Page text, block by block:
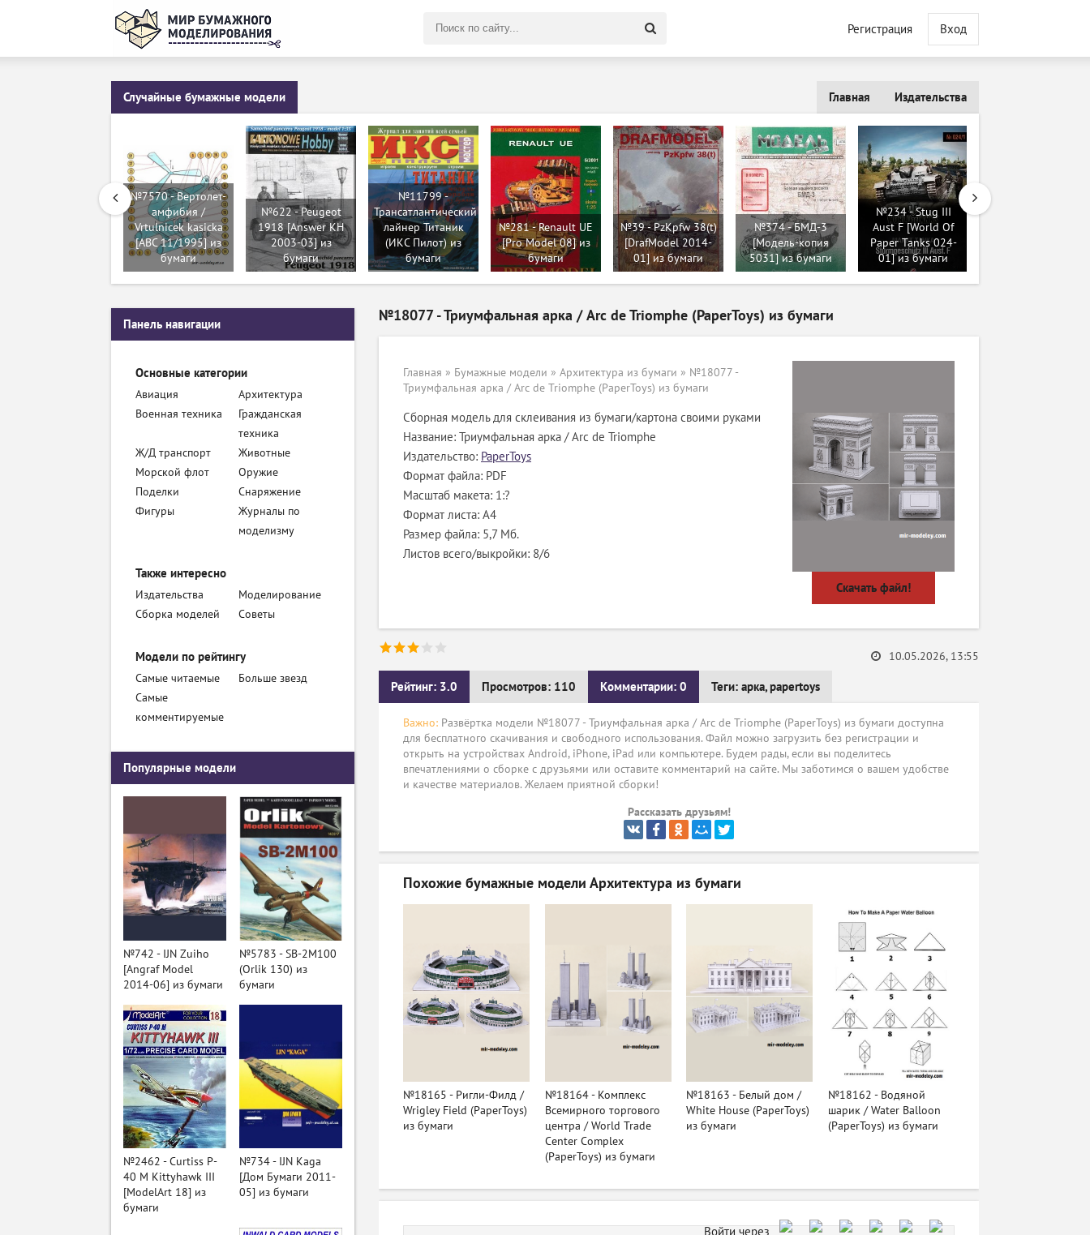
Регистрация Вход
Случайные бумажные модели Издательства
Главная
№7570 - Вертолет-
амфибия /
Vrtulnicek kasicka
[ABC 11/1995] из
бумаги
№622 - Peugeot
1918 [Answer KH
2003-03] из
бумаги
№11799 -
Трансатлантический
лайнер Титаник
(ИКС Пилот) из
бумаги
№281 - Renault UE
[Pro Model 08] из
бумаги
№39 - PzKpfw 38(t)
[DrafModel 2014-
01] из бумаги
№374 - БМД-3
[Модель-копия
5031] из бумаги
№234 - Stug III
Aust F [World Of
Paper Tanks 024-
01] из бумаги
№18077 - Триумфальная арка / Arc de Triomphe (PaperToys) из бумаги
Главная » Бумажные модели » Архитектура из бумаги » №18077 -
Триумфальная арка / Arc de Triomphe (PaperToys) из бумаги
Сборная модель для склеивания из бумаги/картона своими руками
Название: Триумфальная арка / Arc de Triomphe
Издательство: PaperToys
Формат файла: PDF
Масштаб макета: 1:?
Формат листа: А4
Размер файла: 5,7 Мб.
Листов всего/выкройки: 8/6
Скачать файл!
Рейтинг: 3.0 Просмотров: 110 Комментарии: 0 Теги: арка,papertoys
10.05.2026, 13:55
Важно: Развёртка модели №18077 - Триумфальная арка / Arc de Triomphe (PaperToys) из бумаги доступна
для бесплатного скачивания и свободного использования. Файл можно загрузить без регистрации и
открыть на устройствах Android, iPhone, iPad или компьютере. Будем рады, если вы поделитесь
впечатлениями о сборке с друзьями или оставите комментарий на сайте. Мы заботимся о вашем удобстве
и качестве материалов. Желаем приятной сборки!
Рассказать друзьям!
Похожие бумажные модели Архитектура из бумаги
№18165 - Ригли-Филд /
Wrigley Field (PaperToys)
из бумаги
№18164 - Комплекс
Всемирного торгового
центра / World Trade
Center Complex
(PaperToys) из бумаги
№18163 - Белый дом /
White House (PaperToys)
из бумаги
№18162 - Водяной
шарик / Water Balloon
(PaperToys) из бумаги
Панель навигации
Основные категории
Авиация
Архитектура
Военная техника
Гражданская
техника
Ж/Д транспорт
Животные
Морской флот
Оружие
Поделки
Снаряжение
Фигуры
Журналы по
моделизму
Также интересно
Издательства
Моделирование
Сборка моделей
Советы
Модели по рейтингу
Самые читаемые
Больше звезд
Самые
комментируемые
Популярные модели
№742 - IJN Zuiho
[Angraf Model
2014-06] из бумаги
№5783 - SB-2M100
(Orlik 130) из
бумаги
№2462 - Curtiss P-
40 M Kittyhawk III
[ModelArt 18] из
бумаги
№734 - IJN Kaga
[Дом Бумаги 2011-
05] из бумаги